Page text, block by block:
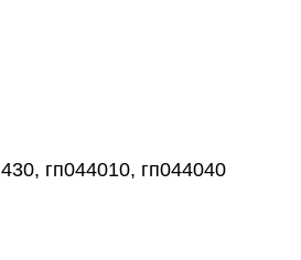
гп044010, гп044040